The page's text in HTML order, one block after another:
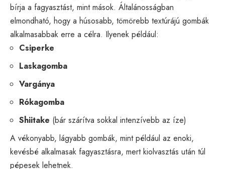
bírja a fagyasztást, mint mások. Általánosságban
elmondható, hogy a húsosabb, tömörebb textúrájú gombák
alkalmasabbak erre a célra. Ilyenek például:
Csiperke
Laskagomba
Vargánya
Rókagomba
Shiitake (bár szárítva sokkal intenzívebb az íze)
A vékonyabb, lágyabb gombák, mint például az enoki,
kevésbé alkalmasak fagyasztásra, mert kiolvasztás után túl
pépesek lehetnek.